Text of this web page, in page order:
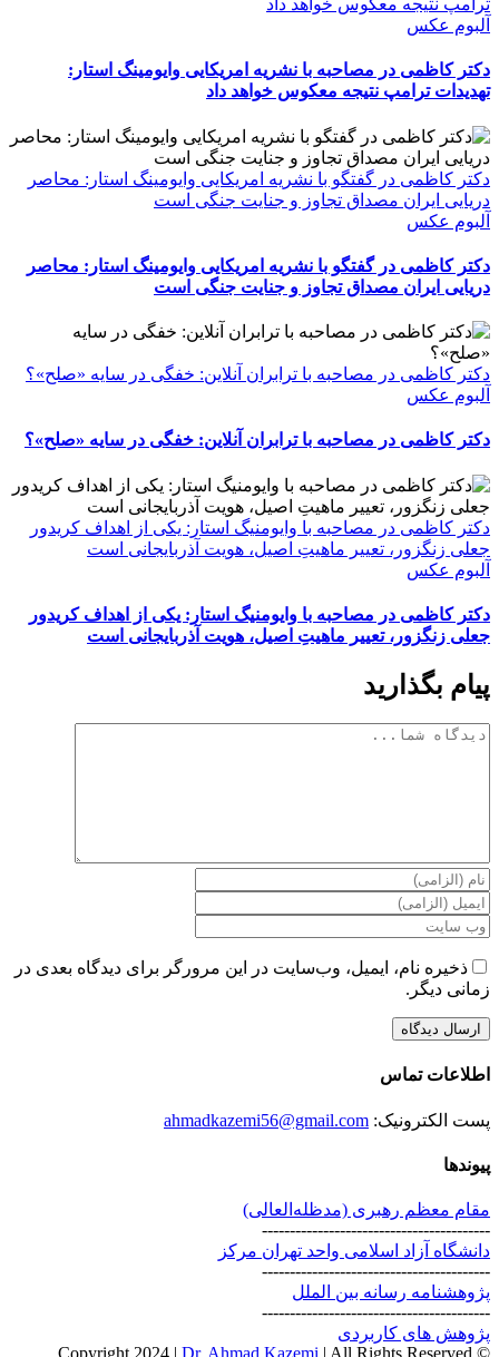
ترامپ نتیجه معکوس خواهد داد
آلبوم عکس
دکتر کاظمی در مصاحبه با نشریه امریکایی وایومینگ استار:
تهدیدات ترامپ نتیجه معکوس خواهد داد
دکتر کاظمی در گفتگو با نشریه امریکایی وایومینگ استار: محاصر
دریایی ایران مصداق تجاوز و جنایت جنگی است
آلبوم عکس
دکتر کاظمی در گفتگو با نشریه امریکایی وایومینگ استار: محاصر
دریایی ایران مصداق تجاوز و جنایت جنگی است
دکتر کاظمی در مصاحبه با ترابران آنلاین: خفگی در سایه «صلح»؟
آلبوم عکس
دکتر کاظمی در مصاحبه با ترابران آنلاین: خفگی در سایه «صلح»؟
دکتر کاظمی در مصاحبه با وایومنیگ استار: یکی از اهداف کریدور
جعلی زنگزور، تعییر ماهیتِ اصیل، هویت آذربایجانی است
آلبوم عکس
دکتر کاظمی در مصاحبه با وایومنیگ استار: یکی از اهداف کریدور
جعلی زنگزور، تعییر ماهیتِ اصیل، هویت آذربایجانی است
پیام بگذارید
دیدگاه
ذخیره نام، ایمیل، وب‌سایت در این مرورگر برای دیدگاه بعدی در
زمانی دیگر.
اطلاعات تماس
پست الکترونیک: ahmadkazemi56@gmail.com
پیوندها
مقام معظم رهبری (مد‌ظله‌العالی)
-----------------------------------------
دانشگاه آزاد اسلامی واحد تهران مرکز
-----------------------------------------
پژوهشنامه رسانه بین الملل
-----------------------------------------
پژوهش های کاربردی
© Copyright 2024 |
Dr. Ahmad Kazemi | All Rights Reserved